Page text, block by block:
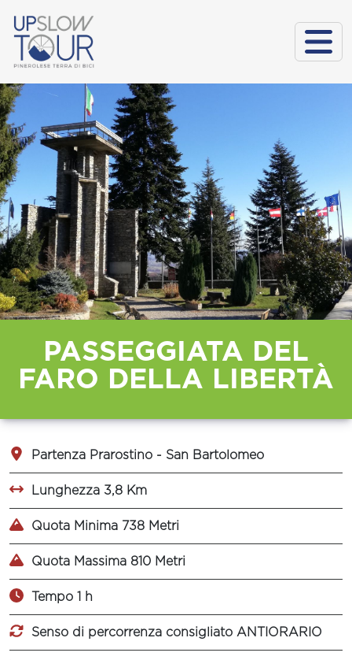
PASSEGGIATA DEL
FARO DELLA LIBERTÀ
Partenza Prarostino - San Bartolomeo
Lunghezza 3,8 Km
Quota Minima 738 Metri
Quota Massima 810 Metri
Tempo 1 h
Senso di percorrenza consigliato ANTIORARIO